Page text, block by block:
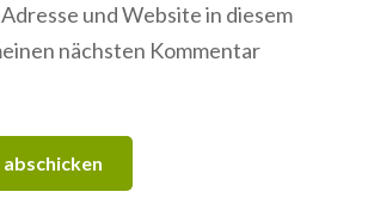
und Website in diesem
nächsten Kommentar